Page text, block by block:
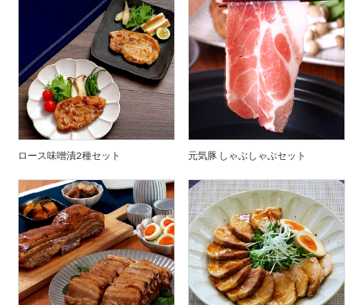
ロース味噌漬2種セット 元気豚 しゃぶしゃぶセット